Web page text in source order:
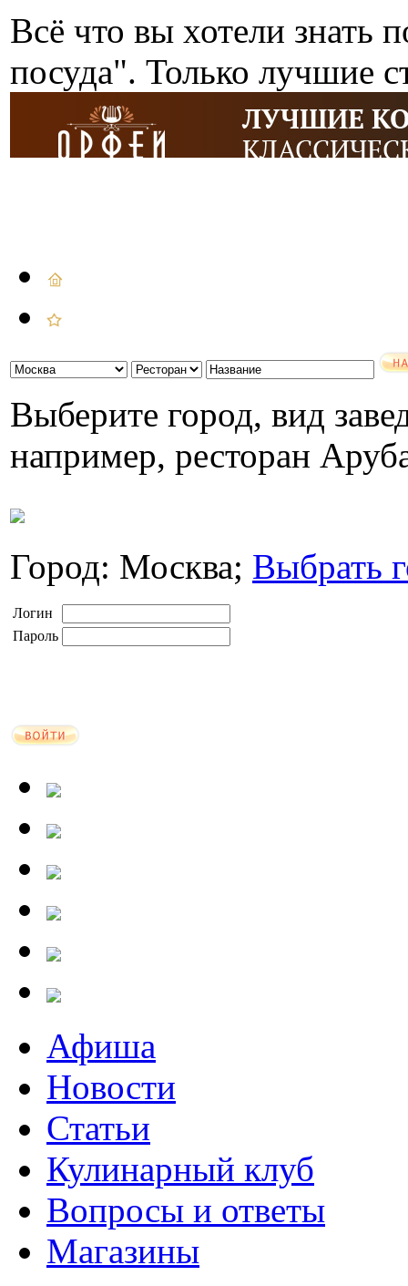
Всё что вы хотели знать
посуда". Только лучшие
Выберите город, вид
например, ресторан
Город: Москва; Выбрать
Логин
Пароль
Афиша
Новости
Статьи
Кулинарный клуб
Вопросы и ответы
Магазины